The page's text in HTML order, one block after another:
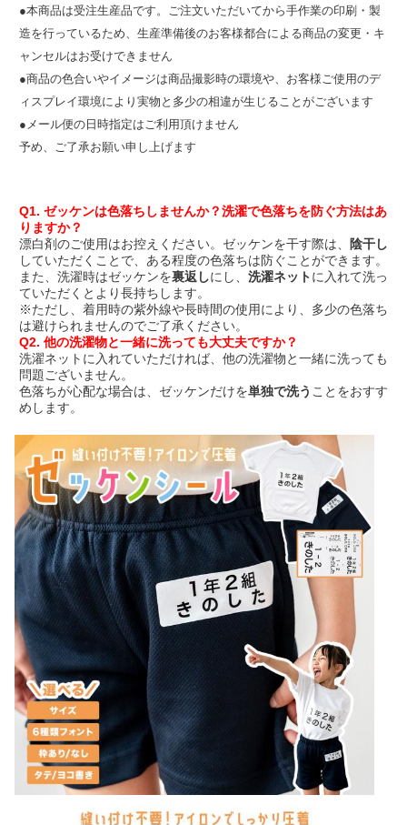
●本商品は受注生産品です。ご注文いただいてから手作業の印刷・製
造を行っているため、生産準備後のお客様都合による商品の変更・キ
ャンセルはお受けできません
●商品の色合いやイメージは商品撮影時の環境や、お客様ご使用のデ
ィスプレイ環境により実物と多少の相違が生じることがございます
●メール便の日時指定はご利用頂けません
予め、ご了承お願い申し上げます
Q1. ゼッケンは色落ちしませんか？洗濯で色落ちを防ぐ方法はあ
りますか？
漂白剤のご使用はお控えください。ゼッケンを干す際は、
陰干し
していただくことで、ある程度の色落ちは防ぐことができます。
また、洗濯時はゼッケンを裏返しにし、 洗濯ネットに入れて洗っ
ていただくとより長持ちします。
※ただし、着用時の紫外線や長時間の使用により、多少の色落ち
は避けられませんのでご了承ください。
Q2. 他の洗濯物と一緒に洗っても大丈夫ですか？
洗濯ネットに入れていただければ、他の洗濯物と一緒に洗っても
問題ございません。
色落ちが心配な場合は、ゼッケンだけを単独で洗う ことをおすす
めします。